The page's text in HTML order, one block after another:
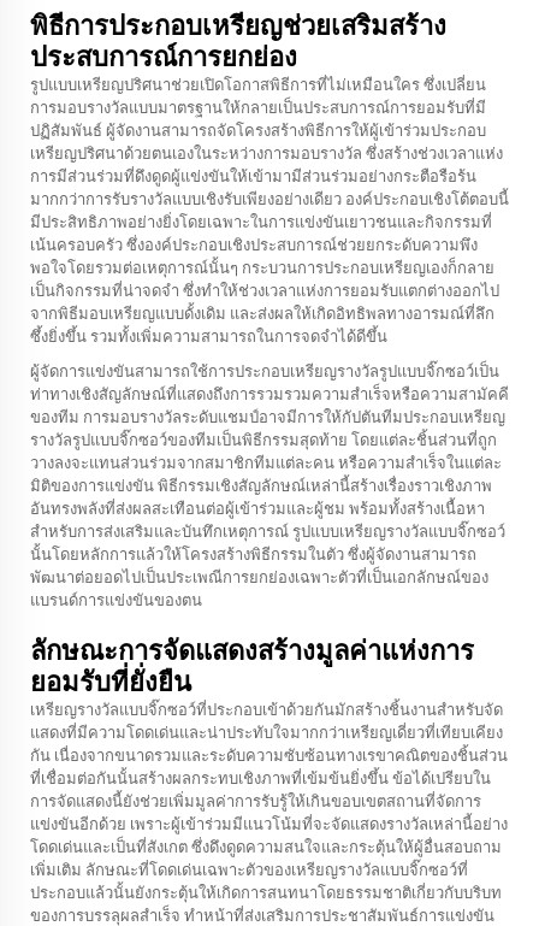
พิธีการประกอบเหรียญช่วยเสริมสร้าง
ประสบการณ์การยกย่อง
รูปแบบเหรียญปริศนาช่วยเปิดโอกาสพิธีการที่ไม่เหมือนใคร ซึ่งเปลี่ยน
การมอบรางวัลแบบมาตรฐานให้กลายเป็นประสบการณ์การยอมรับที่มี
ปฏิสัมพันธ์ ผู้จัดงานสามารถจัดโครงสร้างพิธีการให้ผู้เข้าร่วมประกอบ
เหรียญปริศนาด้วยตนเองในระหว่างการมอบรางวัล ซึ่งสร้างช่วงเวลาแห่ง
การมีส่วนร่วมที่ดึงดูดผู้แข่งขันให้เข้ามามีส่วนร่วมอย่างกระตือรือร้น
มากกว่าการรับรางวัลแบบเชิงรับเพียงอย่างเดียว องค์ประกอบเชิงโต้ตอบนี้
มีประสิทธิภาพอย่างยิ่งโดยเฉพาะในการแข่งขันเยาวชนและกิจกรรมที่
เน้นครอบครัว ซึ่งองค์ประกอบเชิงประสบการณ์ช่วยยกระดับความพึง
พอใจโดยรวมต่อเหตุการณ์นั้นๆ กระบวนการประกอบเหรียญเองก็กลาย
เป็นกิจกรรมที่น่าจดจำ ซึ่งทำให้ช่วงเวลาแห่งการยอมรับแตกต่างออกไป
จากพิธีมอบเหรียญแบบดั้งเดิม และส่งผลให้เกิดอิทธิพลทางอารมณ์ที่ลึก
ซึ้งยิ่งขึ้น รวมทั้งเพิ่มความสามารถในการจดจำได้ดีขึ้น
ผู้จัดการแข่งขันสามารถใช้การประกอบเหรียญรางวัลรูปแบบจิ๊กซอว์เป็น
ท่าทางเชิงสัญลักษณ์ที่แสดงถึงการรวมรวมความสำเร็จหรือความสามัคคี
ของทีม การมอบรางวัลระดับแชมป์อาจมีการให้กัปตันทีมประกอบเหรียญ
รางวัลรูปแบบจิ๊กซอว์ของทีมเป็นพิธีกรรมสุดท้าย โดยแต่ละชิ้นส่วนที่ถูก
วางลงจะแทนส่วนร่วมจากสมาชิกทีมแต่ละคน หรือความสำเร็จในแต่ละ
มิติของการแข่งขัน พิธีกรรมเชิงสัญลักษณ์เหล่านี้สร้างเรื่องราวเชิงภาพ
อันทรงพลังที่ส่งผลสะเทือนต่อผู้เข้าร่วมและผู้ชม พร้อมทั้งสร้างเนื้อหา
สำหรับการส่งเสริมและบันทึกเหตุการณ์ รูปแบบเหรียญรางวัลแบบจิ๊กซอว์
นั้นโดยหลักการแล้วให้โครงสร้างพิธีกรรมในตัว ซึ่งผู้จัดงานสามารถ
พัฒนาต่อยอดไปเป็นประเพณีการยกย่องเฉพาะตัวที่เป็นเอกลักษณ์ของ
แบรนด์การแข่งขันของตน
ลักษณะการจัดแสดงสร้างมูลค่าแห่งการ
ยอมรับที่ยั่งยืน
เหรียญรางวัลแบบจิ๊กซอว์ที่ประกอบเข้าด้วยกันมักสร้างชิ้นงานสำหรับจัด
แสดงที่มีความโดดเด่นและน่าประทับใจมากกว่าเหรียญเดี่ยวที่เทียบเคียง
กัน เนื่องจากขนาดรวมและระดับความซับซ้อนทางเรขาคณิตของชิ้นส่วน
ที่เชื่อมต่อกันนั้นสร้างผลกระทบเชิงภาพที่เข้มข้นยิ่งขึ้น ข้อได้เปรียบใน
การจัดแสดงนี้ยังช่วยเพิ่มมูลค่าการรับรู้ให้เกินขอบเขตสถานที่จัดการ
แข่งขันอีกด้วย เพราะผู้เข้าร่วมมีแนวโน้มที่จะจัดแสดงรางวัลเหล่านี้อย่าง
โดดเด่นและเป็นที่สังเกต ซึ่งดึงดูดความสนใจและกระตุ้นให้ผู้อื่นสอบถาม
เพิ่มเติม ลักษณะที่โดดเด่นเฉพาะตัวของเหรียญรางวัลแบบจิ๊กซอว์ที่
ประกอบแล้วนั้นยังกระตุ้นให้เกิดการสนทนาโดยธรรมชาติเกี่ยวกับบริบท
ของการบรรลุผลสำเร็จ ทำหน้าที่ส่งเสริมการประชาสัมพันธ์การแข่งขัน